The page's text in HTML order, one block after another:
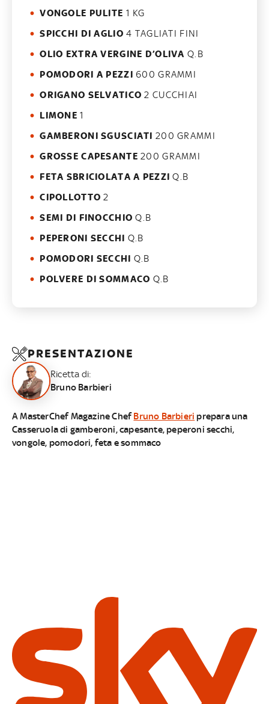
VONGOLE PULITE 1 KG
SPICCHI DI AGLIO 4 TAGLIATI FINI
OLIO EXTRA VERGINE D’OLIVA Q.B
POMODORI A PEZZI 600 GRAMMI
ORIGANO SELVATICO 2 CUCCHIAI
LIMONE 1
GAMBERONI SGUSCIATI 200 GRAMMI
GROSSE CAPESANTE 200 GRAMMI
FETA SBRICIOLATA A PEZZI Q.B
CIPOLLOTTO 2
SEMI DI FINOCCHIO Q.B
PEPERONI SECCHI Q.B
POMODORI SECCHI Q.B
POLVERE DI SOMMACO Q.B
PRESENTAZIONE
Ricetta di:
Bruno Barbieri
A MasterChef Magazine ChefBruno Barbieri prepara una
Casseruola di gamberoni, capesante, peperoni secchi,
vongole, pomodori, feta e sommaco